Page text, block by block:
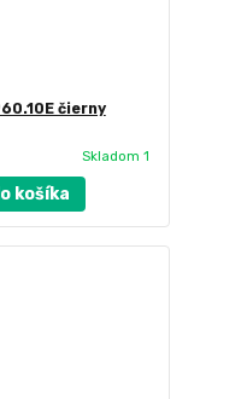
čierny
Skladom 1
košíka